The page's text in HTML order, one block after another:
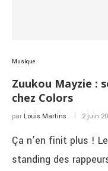
Musique
Zuukou Mayzie :
chez Colors
par Louis Martins 2 juin
Ça n’en finit plus !
standing des